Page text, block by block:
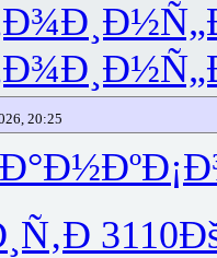
20:25
3110